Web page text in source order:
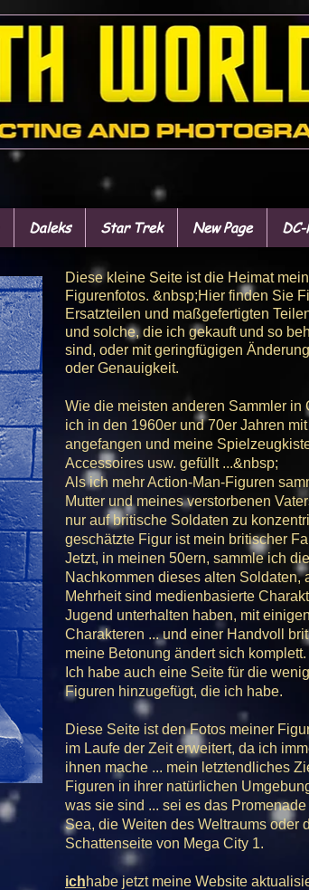
Diese kleine Seite ist die Heimat
Figurenfotos. &nbsp;Hier finden Sie
Ersatzteilen und maßgefertigten
und solche, die ich gekauft und so
sind, oder mit geringfügigen
oder Genauigkeit.
Wie die meisten anderen Sammler in
ich in den 1960er und 70er Jahren
angefangen und meine
Accessoires usw. gefüllt ...&nbsp;
Als ich mehr Action-Man-Figuren
Mutter und meines verstorbenen
nur auf britische Soldaten zu
geschätzte Figur ist mein britischer
Jetzt, in meinen 50ern, sammle ich
Nachkommen dieses alten Soldaten,
Mehrheit sind medienbasierte
Jugend unterhalten haben, mit
Charakteren ... und einer Handvoll
meine Betonung ändert sich
Ich habe auch eine Seite für die
Figuren hinzugefügt, die ich habe.
Diese Seite ist den Fotos meiner
im Laufe der Zeit erweitert, da ich
ihnen mache ... mein letztendliches
Figuren in ihrer natürlichen
was sie sind ... sei es das
Sea, die Weiten des Weltraums oder
Schattenseite von Mega City 1.
ichhabe jetzt meine Website
Daleks Star Trek New Page